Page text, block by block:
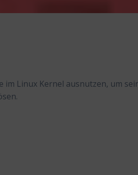
im Linux Kernel ausnutzen, um